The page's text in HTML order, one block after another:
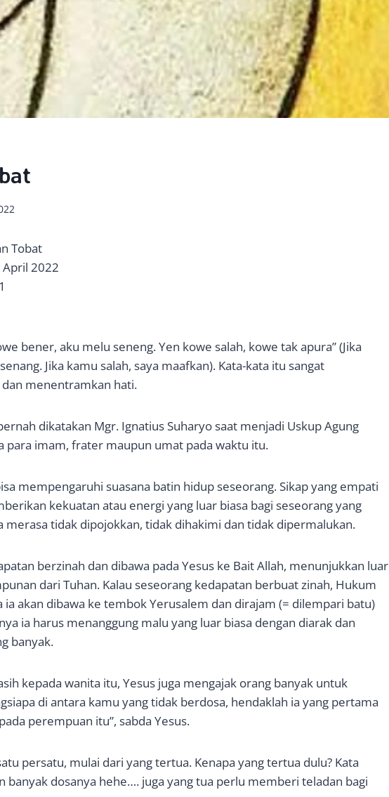
Tobat
April 2022
bener, aku melu seneng. Yen kowe salah, kowe tak apura” (Jika
Jika kamu salah, saya maafkan). Kata-kata itu sangat
menentramkan hati.
dikatakan Mgr. Ignatius Suharyo saat menjadi Uskup Agung
para imam, frater maupun umat pada waktu itu.
mempengaruhi suasana batin hidup seseorang. Sikap yang empati
kekuatan atau energi yang luar biasa bagi seseorang yang
merasa tidak dipojokkan, tidak dihakimi dan tidak dipermalukan.
berzinah dan dibawa pada Yesus ke Bait Allah, menunjukkan luar
dari Tuhan. Kalau seseorang kedapatan berbuat zinah, Hukum
ia akan dibawa ke tembok Yerusalem dan dirajam (= dilempari batu)
ia harus menanggung malu yang luar biasa dengan diarak dan
banyak.
kepada wanita itu, Yesus juga mengajak orang banyak untuk
di antara kamu yang tidak berdosa, hendaklah ia yang pertama
perempuan itu”, sabda Yesus.
persatu, mulai dari yang tertua. Kenapa yang tertua dulu? Kata
banyak dosanya hehe…. juga yang tua perlu memberi teladan bagi